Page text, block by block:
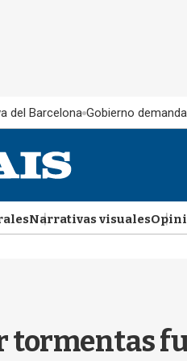
del Barcelona Gobierno
Narrativas visuales
tormentas